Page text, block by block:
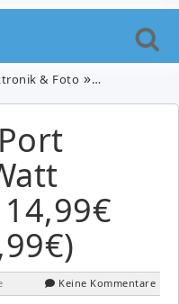
& Foto ANKER
Keine Kommentare